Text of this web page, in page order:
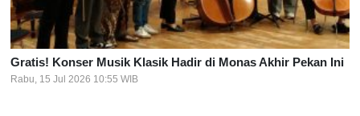
Gratis! Konser Musik Klasik Hadir di Monas Akhir Pekan Ini
Rabu, 15 Jul 2026 10:55 WIB